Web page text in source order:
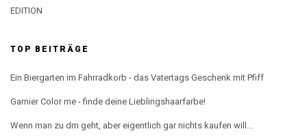
EDITION
TOP BEITRÄGE
Ein Biergarten im Fahrradkorb - das Vatertags Geschenk mit Pfiff
Garnier Color me - finde deine Lieblingshaarfarbe!
Wenn man zu dm geht, aber eigentlich gar nichts kaufen will...